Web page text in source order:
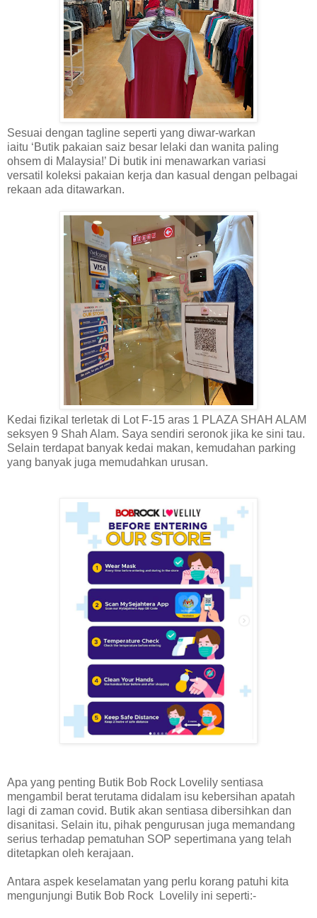
Sesuai dengan tagline seperti yang diwar-warkan
iaitu ‘Butik pakaian saiz besar lelaki dan wanita paling
ohsem di Malaysia!’ Di butik ini menawarkan variasi
versatil
koleksi pakaian kerja dan kasual dengan pelbagai
rekaan ada ditawarkan.
Kedai fizikal terletak di Lot F-15 aras 1 PLAZA SHAH ALAM
seksyen 9 Shah Alam. Saya sendiri seronok jika ke sini tau.
Selain terdapat banyak kedai makan, kemudahan parking
yang banyak juga memudahkan urusan.
Apa yang penting Butik Bob Rock Lovelily sentiasa
mengambil berat terutama didalam isu kebersihan apatah
lagi di zaman covid. Butik akan sentiasa dibersihkan dan
disanitasi. Selain itu, pihak pengurusan juga memandang
serius terhadap pematuhan SOP sepertimana yang telah
ditetapkan oleh kerajaan.
Antara aspek keselamatan yang perlu korang patuhi kita
mengunjungi Butik Bob Rock Lovelily ini seperti:-